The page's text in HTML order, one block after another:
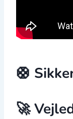
🛟
🚀